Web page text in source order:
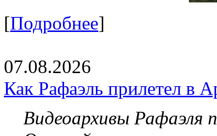
[Подробнее]
07.08.2026
Как Рафаэль прилетел в
Видеоархивы Рафаэля